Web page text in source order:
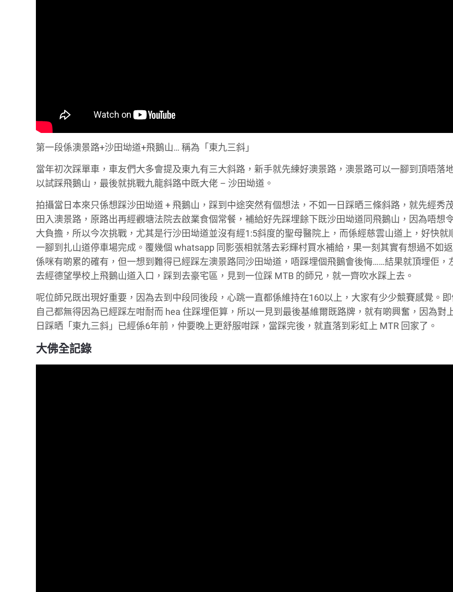
第一段係澳景路+沙田坳道+飛鵝山… 稱為「東九三斜」
當年初次踩單車，車友們大多會提及東九有三大斜路，新手就先練好澳景路，澳景路可以一腳到頂唔落
以試踩飛鵝山，最後就挑戰九龍斜路中既大佬 – 沙田坳道。
拍攝當日本來只係想踩沙田坳道 + 飛鵝山，踩到中途突然有個想法，不如一日踩晒三條斜路，就先經秀
田入澳景路，原路出再經觀塘法院去啟業食個常餐，補給好先踩埋餘下既沙田坳道同飛鵝山，因為唔想
大負擔，所以今次挑戰，尤其是行沙田坳道並沒有經1:5斜度的聖母醫院上，而係經慈雲山道上，好快就
一腳到扎山道停車場完成。覆幾個 whatsapp 同影張相就落去彩輝村買水補給，果一刻其實有想過不如返
係咪有啲累的確有，但一想到難得已經踩左澳景路同沙田坳道，唔踩埋個飛鵝會後悔……結果就頂埋佢，
去經德望學校上飛鵝山道入口，踩到去豪宅區，見到一位踩 MTB 的師兄，就一齊吹水踩上去。
呢位師兄既出現好重要，因為去到中段同後段，心跳一直都係維持在160以上，大家有少少競賽感覺。即
自己都無得因為已經踩左咁耐而 hea 住踩埋佢算，所以一見到最後基維爾既路牌，就有啲興奮，因為對
日踩晒「東九三斜」已經係6年前，仲要晚上更舒服咁踩，當踩完後，就直落到彩虹上 MTR 回家了。
大佛全記錄